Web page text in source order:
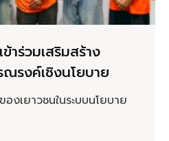
าร่วมเสริมสร้าง
รงค์เชิงนโยบาย
งเยาวชนในระบบนโยบาย